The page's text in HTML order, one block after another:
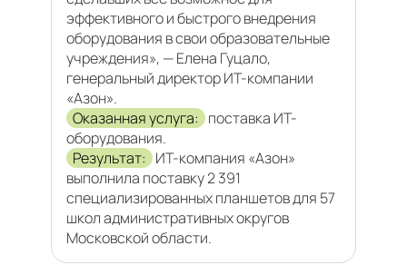
эффективного и быстрого внедрения
оборудования в свои образовательные
учреждения», — Елена Гуцало,
генеральный директор ИТ-компании
«Азон».
Оказанная услуга: поставка ИТ-
оборудования.
Результат: ИТ-компания «Азон»
выполнила поставку 2 391
специализированных планшетов для 57
школ административных округов
Московской области.